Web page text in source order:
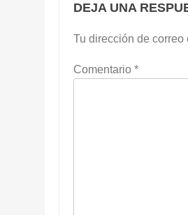
DEJA UNA
Tu dirección de
Comentario *